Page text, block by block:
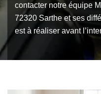
contacter notre équipe
72320 Sarthe et ses
est à réaliser avant